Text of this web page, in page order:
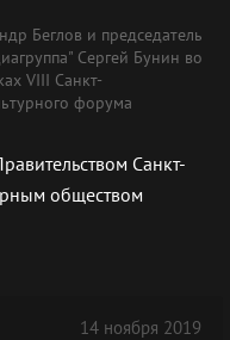
Беглов и председатель
Сергей Бунин во
VIII Санкт-
форума
Санкт-
обществом
14 ноября 2019